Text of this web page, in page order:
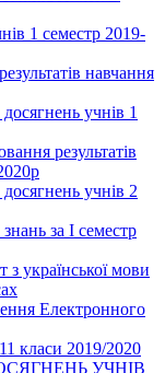
1 семестр 2019-
навчання
учнів 1
результатів
учнів 2
за І семестр
з української мови
Електронного
класи 2019/2020
УЧНІВ